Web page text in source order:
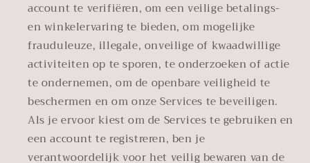
account te verifiëren, om een veilige betalings-
en winkelervaring te bieden, om mogelijke
frauduleuze, illegale, onveilige of kwaadwillige
activiteiten op te sporen, te onderzoeken of actie
te ondernemen, om de openbare veiligheid te
beschermen en om onze Services te beveiligen.
Als je ervoor kiest om de Services te gebruiken en
een account te registreren, ben je
verantwoordelijk voor het veilig bewaren van de